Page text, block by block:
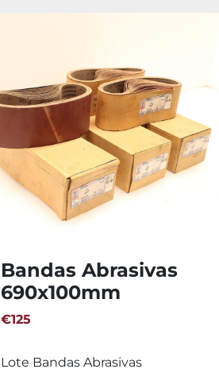
Bandas Abrasivas
690x100mm
STARCKE Forma -
€125
Lote Bandas Abrasivas